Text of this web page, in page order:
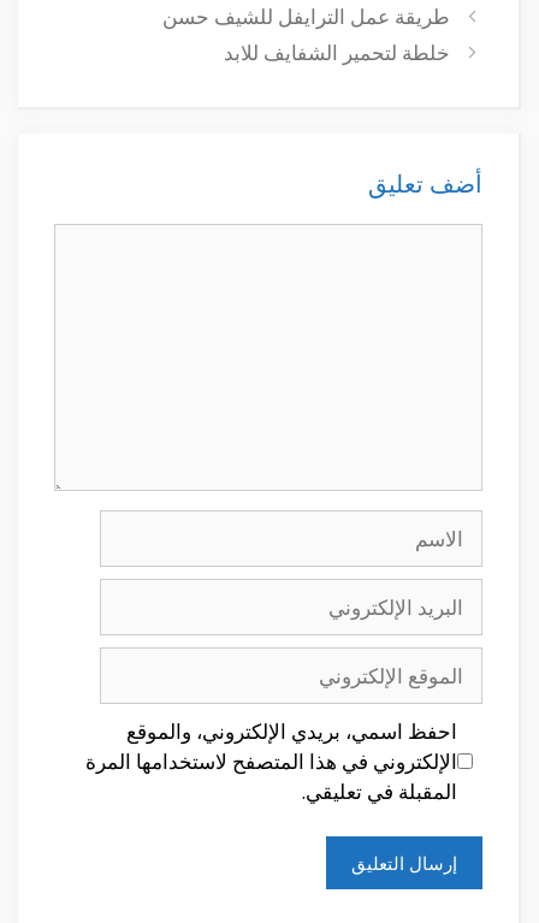
طريقة عمل الترايفل للشيف حسن
خلطة لتحمير الشفايف للابد
أضف تعليق
الإلكتروني
الإلكتروني
احفظ اسمي، بريدي الإلكتروني، والموقع
الإلكتروني في هذا المتصفح لاستخدامها المرة
المقبلة في تعليقي.